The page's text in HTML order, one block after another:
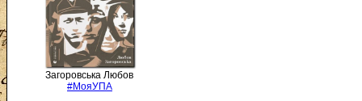
Загоровська Любов
#МояУПА